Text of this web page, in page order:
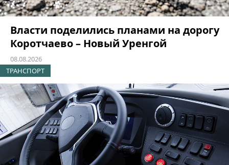
Власти поделились планами на дорогу
Коротчаево – Новый Уренгой
08.08.2026
ТРАНСПОРТ